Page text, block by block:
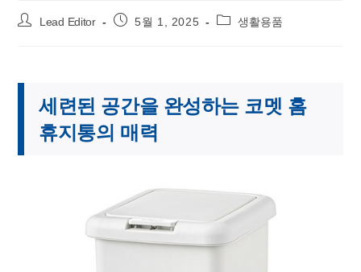
Post
Lead Editor
Post 5월 1, 2025
Post 생활용품
세련된 공간을 완성하는 코멧 홈
휴지통의 매력